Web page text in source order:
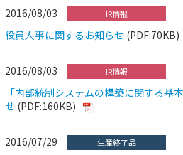
2016/08/03 IR情報
役員人事に関するお知らせ (PDF:70KB)
2016/08/03 IR情報
「内部統制システムの構築に関する基
せ (PDF:160KB)
2016/07/29 生産終了品